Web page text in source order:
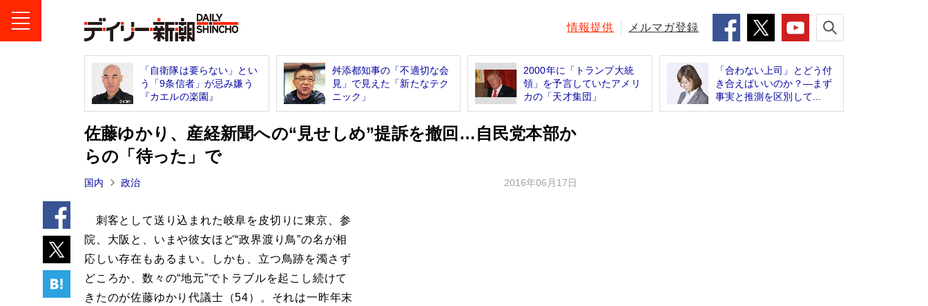
情報提供 メルマガ登録
「自衛隊は要らない」とい
う「9条信者」が忌み嫌う
『カエルの楽園』
舛添都知事の「不適切な会
見」で見えた「新たなテク
ニック」
2000年に「トランプ大統
領」を予言していたアメリ
カの「天才集団」
「合わない上司」とどう付
き合えばいいのか？―まず
事実と推測を区別して...
佐藤ゆかり、産経新聞への“見せしめ”提訴を撤回…自民党本部か
らの「待った」で
国内 政治 2016年06月17日
刺客として送り込まれた岐阜を皮切りに東京、参
院、大阪と、いまや彼女ほど“政界渡り鳥”の名が相
応しい存在もあるまい。しかも、立つ鳥跡を濁さず
どころか、数々の“地元”でトラブルを起こし続けて
きたのが佐藤ゆかり代議士（54）。それは一昨年末